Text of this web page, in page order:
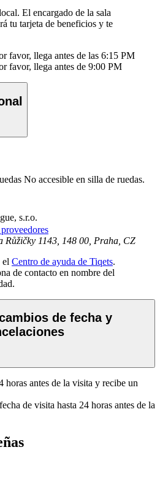
El encargado de la sala
tu tarjeta de beneficios y te
favor, llega antes de las 6:15 PM
favor, llega antes de 9:00 PM
No accesible en silla de ruedas.
s.r.o.
Růžičky 1143, 148 00, Praha, CZ
el Centro de ayuda de Tiqets.
de contacto en nombre del
de fecha y
horas antes de la visita y recibe un
de visita hasta 24 horas antes de la